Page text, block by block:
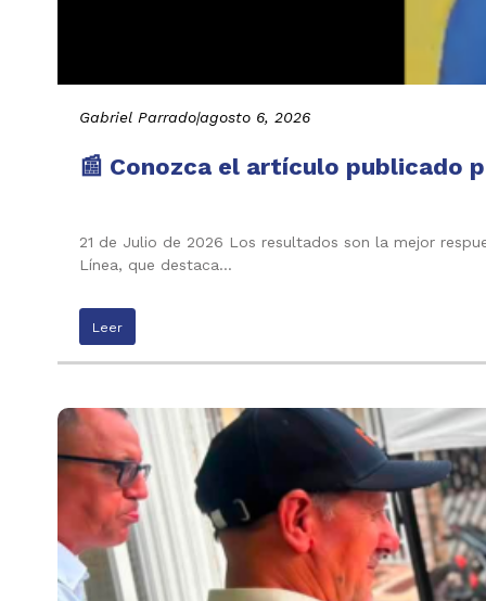
Gabriel Parrado|agosto 6, 2026
📰 Conozca el artículo publicado
21 de Julio de 2026 Los resultados son la mejor
Línea, que destaca…
Leer